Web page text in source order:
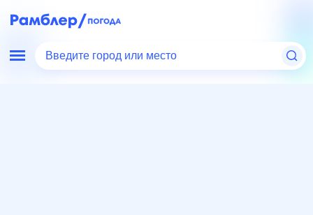
Введите город или место